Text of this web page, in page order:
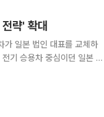
략' 확대
기 승용차 중심이던 일본 사